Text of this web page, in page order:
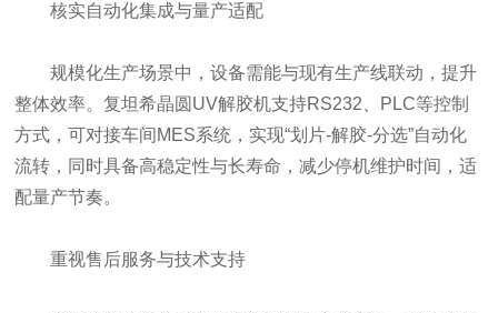
核实自动化集成与量产适配
规模化生产场景中，设备需能与现有生产线联动，提升
整体效率。复坦希晶圆UV解胶机支持RS232、PLC等控制
方式，可对接车间MES系统，实现“划片-解胶-分选”自动化
流转，同时具备高稳定性与长寿命，减少停机维护时间，适
配量产节奏。
重视售后服务与技术支持